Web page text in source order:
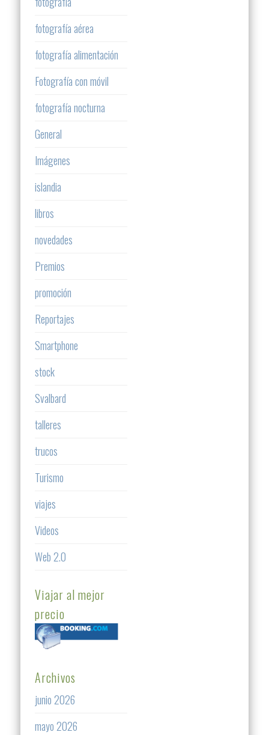
fotografía aérea
fotografía alimentación
Fotografía con móvil
fotografía nocturna
General
Imágenes
islandia
libros
novedades
Premios
promoción
Reportajes
Smartphone
stock
Svalbard
talleres
trucos
Turismo
viajes
Videos
Web 2.0
Viajar al mejor
precio
Archivos
junio 2026
mayo 2026